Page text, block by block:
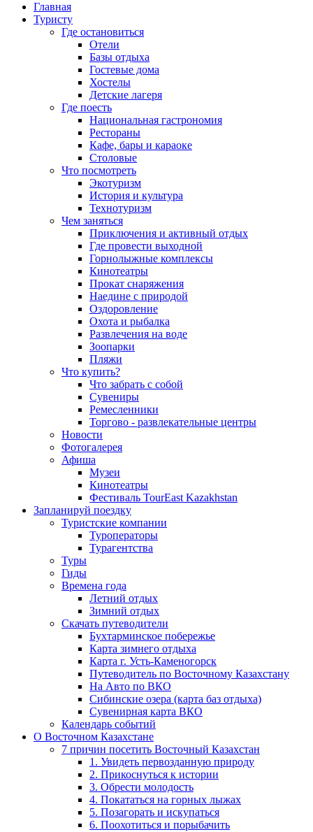
Главная
Туристу
Где остановиться
Отели
Базы отдыха
Гостевые дома
Хостелы
Детские лагеря
Где поесть
Национальная гастрономия
Рестораны
Кафе, бары и караоке
Столовые
Что посмотреть
Экотуризм
История и культура
Технотуризм
Чем заняться
Приключения и активный отдых
Где провести выходной
Горнолыжные комплексы
Кинотеатры
Прокат снаряжения
Наедине с природой
Оздоровление
Охота и рыбалка
Развлечения на воде
Зоопарки
Пляжи
Что купить?
Что забрать с собой
Сувениры
Ремесленники
Торгово - развлекательные центры
Новости
Фотогалерея
Афиша
Музеи
Кинотеатры
Фестиваль TourEast Kazakhstan
Запланируй поездку
Туристские компании
Туроператоры
Турагентства
Туры
Гиды
Времена года
Летний отдых
Зимний отдых
Скачать путеводители
Бухтарминское побережье
Карта зимнего отдыха
Карта г. Усть-Каменогорск
Путеводитель по Восточному Казахстану
На Авто по ВКО
Сибинские озера (карта баз отдыха)
Сувенирная карта ВКО
Календарь событий
О Восточном Казахстане
7 причин посетить Восточный Казахстан
1. Увидеть первозданную природу
2. Прикоснуться к истории
3. Обрести молодость
4. Покататься на горных лыжах
5. Позагорать и искупаться
6. Поохотиться и порыбачить